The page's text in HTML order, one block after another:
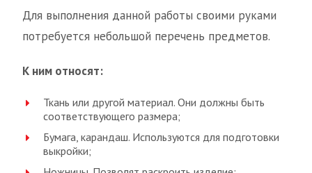
Для выполнения данной работы своими руками
потребуется небольшой перечень предметов.
К ним относят:
Ткань или другой материал. Они должны быть
соответствующего размера;
Бумага, карандаш. Используются для подготовки
выкройки;